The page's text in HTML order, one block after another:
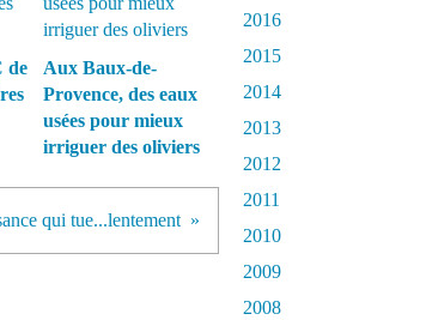
de
Aux Baux-de-
Provence, des eaux
usées pour mieux
irriguer des oliviers
qui tue...lentement
2016
2015
2014
2013
2012
2011
2010
2009
2008